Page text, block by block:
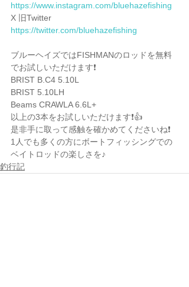
https://www.instagram.com/bluehazefishing
X 旧Twitter
https://twitter.com/bluehazefishing
ブルーヘイズではFISHMANのロッドを無料
でお試しいただけます❗️
BRIST B.C4 5.10L
BRIST 5.10LH
Beams CRAWLA 6.6L+
以上の3本をお試しいただけます❗️👍
是非手に取って感触を確かめてくださいね❗️
1人でも多くの方にボートフィッシングでの
ベイトロッドの楽しさを♪
釣行記